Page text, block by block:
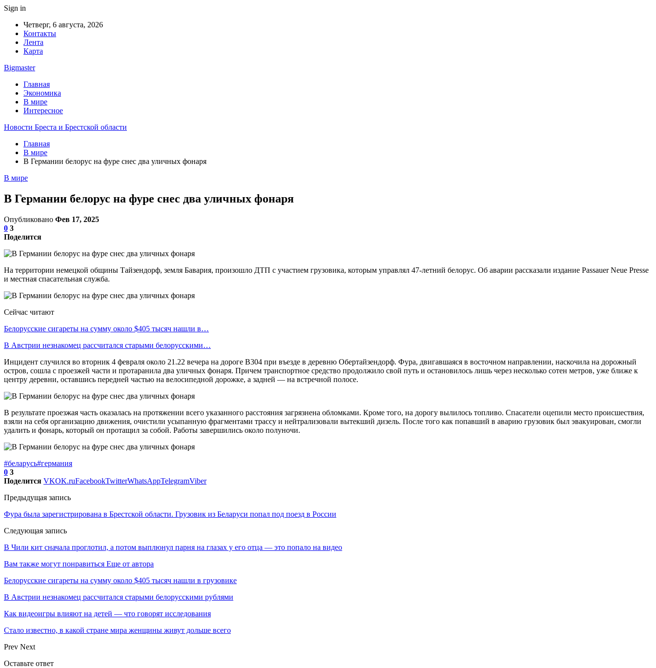
Sign in
Четверг, 6 августа, 2026
Контакты
Лента
Карта
Bigmaster
Главная
Экономика
В мире
Интересное
Новости Бреста и Брестской области
Главная
В мире
В Германии белорус на фуре снес два уличных фонаря
В мире
В Германии белорус на фуре снес два уличных фонаря
Опубликовано Фев 17, 2025
0 3
Поделится
На территории немецкой общины Тайзендорф, земля Бавария, произошло ДТП с участием грузовика, которым управлял 47-летний белорус. Об аварии рассказали издание Passauer Neue Presse
и местная спасательная служба.
Сейчас читают
Белорусские сигареты на сумму около $405 тысяч нашли в…
В Австрии незнакомец рассчитался старыми белорусскими…
Инцидент случился во вторник 4 февраля около 21.22 вечера на дороге B304 при въезде в деревню Обертайзендорф. Фура, двигавшаяся в восточном направлении, наскочила на дорожный
остров, сошла с проезжей части и протаранила два уличных фонаря. Причем транспортное средство продолжило свой путь и остановилось лишь через несколько сотен метров, уже ближе к
центру деревни, оставшись передней частью на велосипедной дорожке, а задней — на встречной полосе.
В результате проезжая часть оказалась на протяжении всего указанного расстояния загрязнена обломками. Кроме того, на дорогу вылилось топливо. Спасатели оцепили место происшествия,
взяли на себя организацию движения, очистили усыпанную фрагментами трассу и нейтрализовали вытекший дизель. После того как попавший в аварию грузовик был эвакуирован, смогли
удалить и фонарь, который он протащил за собой. Работы завершились около полуночи.
#беларусь#германия
0 3
Поделится VKOK.ruFacebookTwitterWhatsAppTelegramViber
Предыдущая запись
Фура была зарегистрирована в Брестской области. Грузовик из Беларуси попал под поезд в России
Следующая запись
В Чили кит сначала проглотил, а потом выплюнул парня на глазах у его отца — это попало на видео
Вам также могут понравиться Еще от автора
Белорусские сигареты на сумму около $405 тысяч нашли в грузовике
В Австрии незнакомец рассчитался старыми белорусскими рублями
Как видеоигры влияют на детей — что говорят исследования
Стало известно, в какой стране мира женщины живут дольше всего
Prev Next
Оставьте ответ